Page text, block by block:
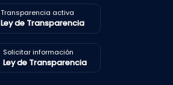
Transparencia activa
Ley de Transparencia
Solicitar información
Ley de Transparencia